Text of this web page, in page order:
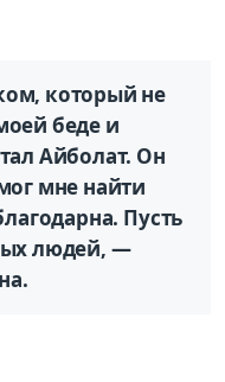
который не
беде и
Айболат. Он
мне найти
Пусть
людей, —